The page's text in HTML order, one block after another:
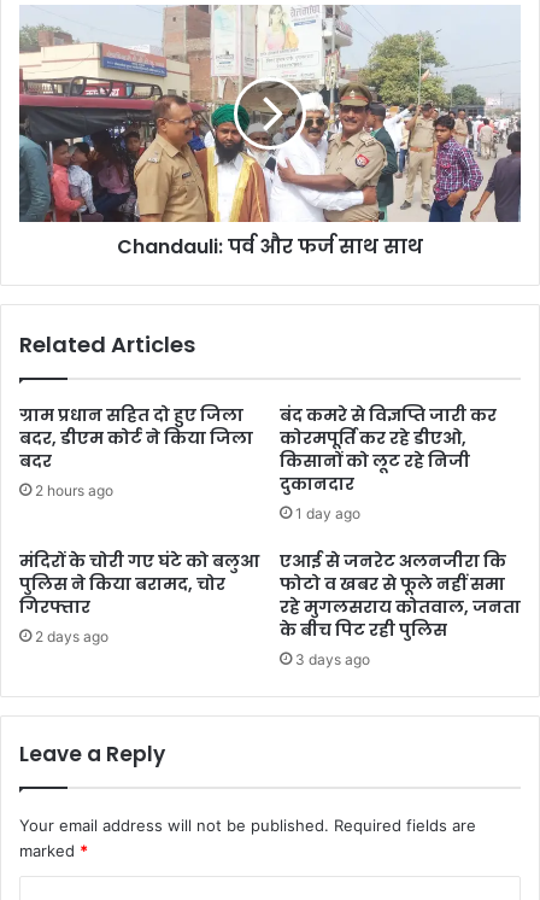
Chandauli: पर्व और फर्ज साथ साथ
Related Articles
ग्राम प्रधान सहित दो हुए जिला
बदर, डीएम कोर्ट ने किया जिला
बदर
2 hours ago
बंद कमरे से विज्ञप्ति जारी कर
कोरमपूर्ति कर रहे डीएओ,
किसानों को लूट रहे निजी
दुकानदार
1 day ago
मंदिरों के चोरी गए घंटे को बलुआ
पुलिस ने किया बरामद, चोर
गिरफ्तार
2 days ago
एआई से जनरेट अलनजीरा कि
फोटो व खबर से फूले नहीं समा
रहे मुगलसराय कोतवाल, जनता
के बीच पिट रही पुलिस
3 days ago
Leave a Reply
Your email address will not be published. Required fields are
marked *